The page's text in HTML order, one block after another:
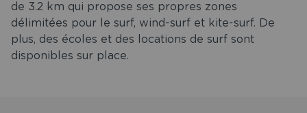
de 3.2 km qui propose ses propres zones
délimitées pour le surf, wind-surf et kite-surf. De
plus, des écoles et des locations de surf sont
disponibles sur place.